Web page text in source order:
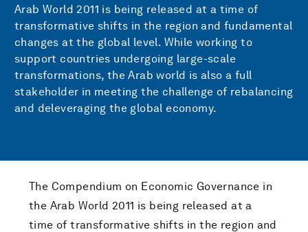
Arab World 2011 is being released at a time of
transformative shifts in the region and fundamental
changes at the global level. While working to
support countries undergoing large-scale
transformations, the Arab world is also a full
stakeholder in meeting the challenge of rebalancing
and deleveraging the global economy.
The Compendium on Economic Governance in
the Arab World 2011 is being released at a
time of transformative shifts in the region and